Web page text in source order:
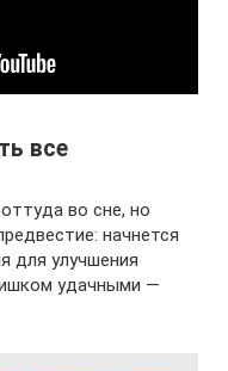
все
во сне, но
начнется
для улучшения
удачными —